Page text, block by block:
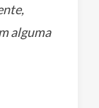
alguma